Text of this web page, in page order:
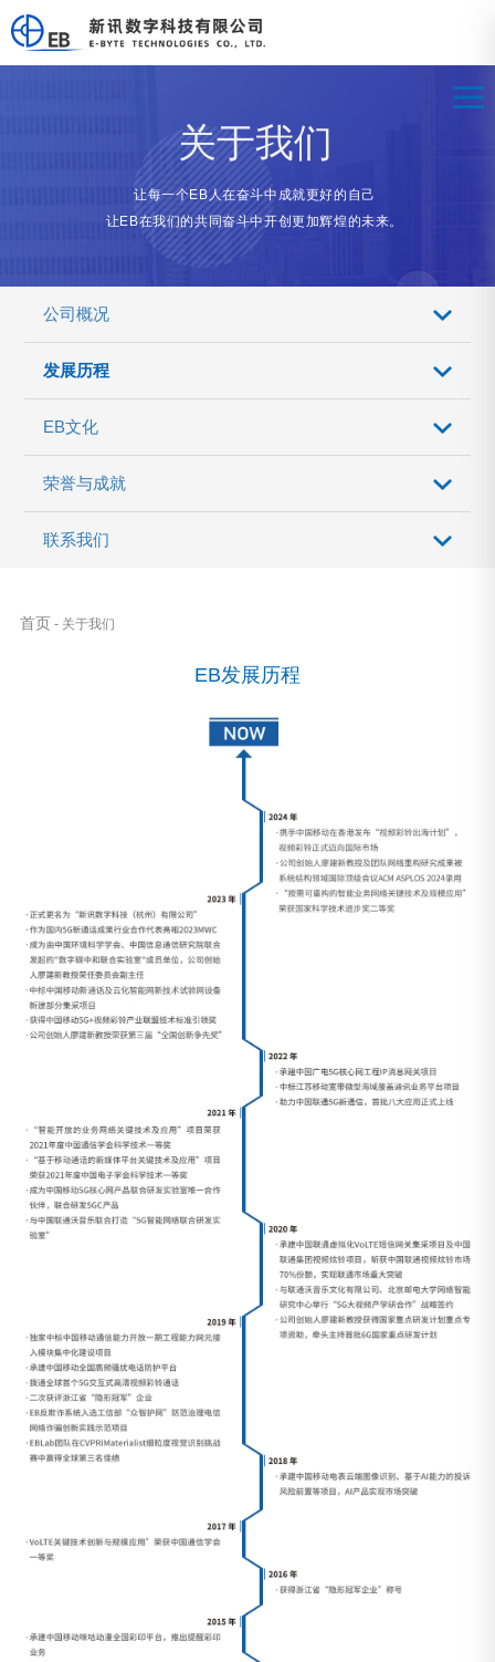
关于我们
让每一个EB人在奋斗中成就更好的自己
让EB在我们的共同奋斗中开创更加辉煌的未来。
公司概况
发展历程
EB文化
荣誉与成就
联系我们
首页 - 关于我们
EB发展历程